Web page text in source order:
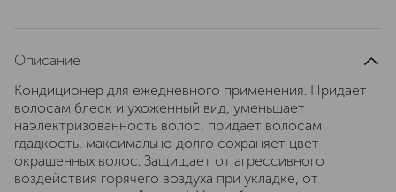
Описание
Кондиционер для ежедневного применения. Придает
волосам блеск и ухоженный вид, уменьшает
наэлектризованность волос, придает волосам
гдадкость, максимально долго сохраняет цвет
окрашенных волос. Защищает от агрессивного
воздействия горячего воздуха при укладке, от